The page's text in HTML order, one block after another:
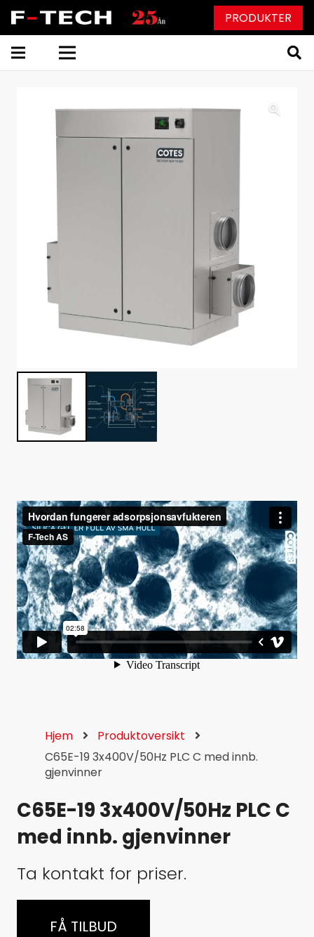
PRODUKTER
Hjem
Produktoversikt
C65E-19 3x400V/50Hz PLC C med innb.
gjenvinner
C65E-19 3x400V/50Hz PLC C
med innb. gjenvinner
Ta kontakt for priser.
FÅ TILBUD